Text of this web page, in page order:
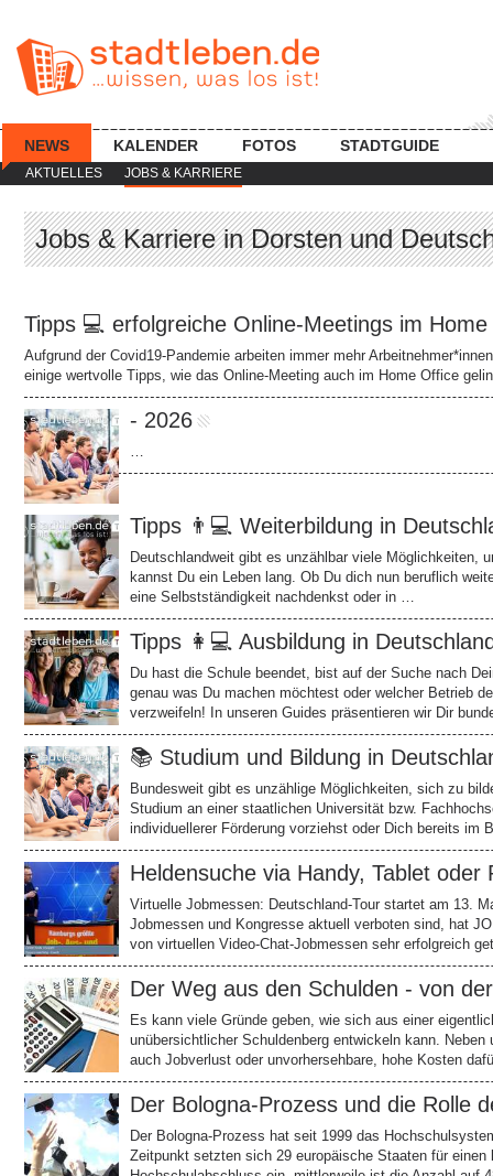
AKTUELLES JOBS & KARRIERE
NEWS KALENDER FOTOS STADTGUIDE
Jobs & Karriere in Dorsten und
Tipps 💻 erfolgreiche Online-Meetings im
Aufgrund der Covid19-Pandemie arbeiten immer mehr
einige wertvolle Tipps, wie das Online-Meeting auch im Home Office
- 2026
…
Tipps 👨💻 Weiterbildung in
Deutschlandweit gibt es unzählbar viele Möglichkeiten,
kannst Du ein Leben lang. Ob Du dich nun beruflich
eine Selbstständigkeit nachdenkst oder in …
Tipps 👩💻 Ausbildung in
Du hast die Schule beendet, bist auf der Suche nach
genau was Du machen möchtest oder welcher Betrieb
verzweifeln! In unseren Guides präsentieren wir Dir
📚 Studium und Bildung in
Bundesweit gibt es unzählige Möglichkeiten, sich zu
Studium an einer staatlichen Universität bzw.
individuellerer Förderung vorziehst oder Dich bereits im
Heldensuche via Handy, Tablet oder
Virtuelle Jobmessen: Deutschland-Tour startet am 13.
Jobmessen und Kongresse aktuell verboten sind, hat
von virtuellen Video-Chat-Jobmessen sehr erfolgreich
Der Weg aus den Schulden - von
Es kann viele Gründe geben, wie sich aus einer
unübersichtlicher Schuldenberg entwickeln kann.
auch Jobverlust oder unvorhersehbare, hohe Kosten
Der Bologna-Prozess und die Rolle
Der Bologna-Prozess hat seit 1999 das
Zeitpunkt setzten sich 29 europäische Staaten für einen